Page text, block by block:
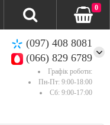
(097) 408 8081
(066) 829 6789
Графік роботи:
Пн-Пт: 9:00-18:00
Сб: 9:00-17:00
0